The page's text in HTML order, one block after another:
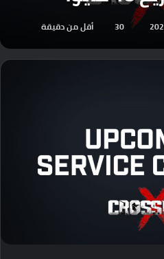
30 أقل من دقيقة